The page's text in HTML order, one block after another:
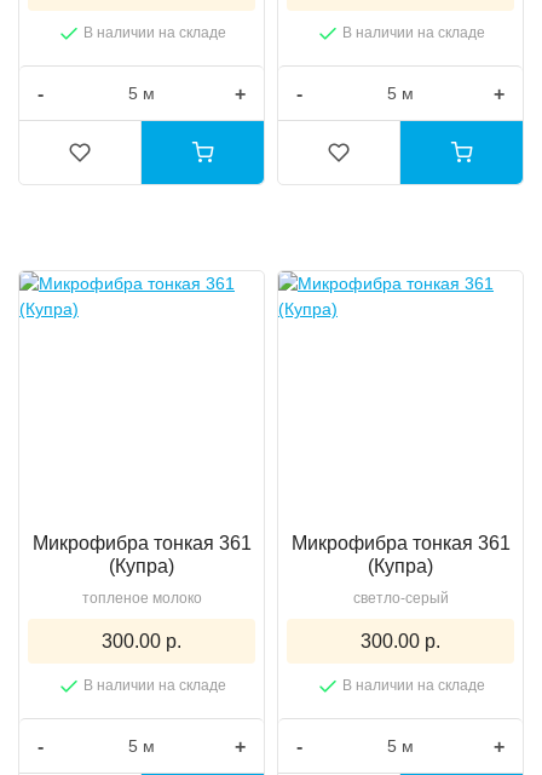
В наличии на складе
- +
В наличии на складе
- +
Микрофибра тонкая 361
(Купра)
топленое молоко
300.00 р.
В наличии на складе
- +
Микрофибра тонкая 361
(Купра)
светло-серый
300.00 р.
В наличии на складе
- +